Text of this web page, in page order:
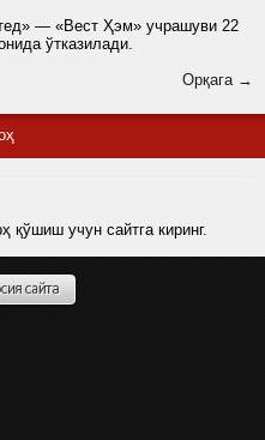
— «Вест Ҳэм» учрашуви 22
ўтказилади.
Орқага →
қўшиш учун сайтга киринг.